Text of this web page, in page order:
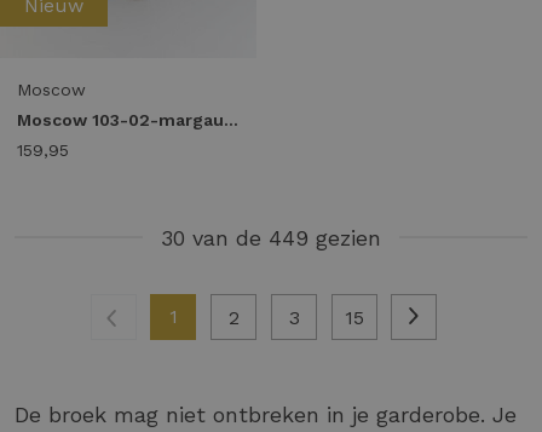
Nieuw
Moscow
Moscow 103-02-margaux Broek 404-1 chocolat solid
159,95
30 van de 449 gezien
1 2 3 15
De broek mag niet ontbreken in je garderobe. Je